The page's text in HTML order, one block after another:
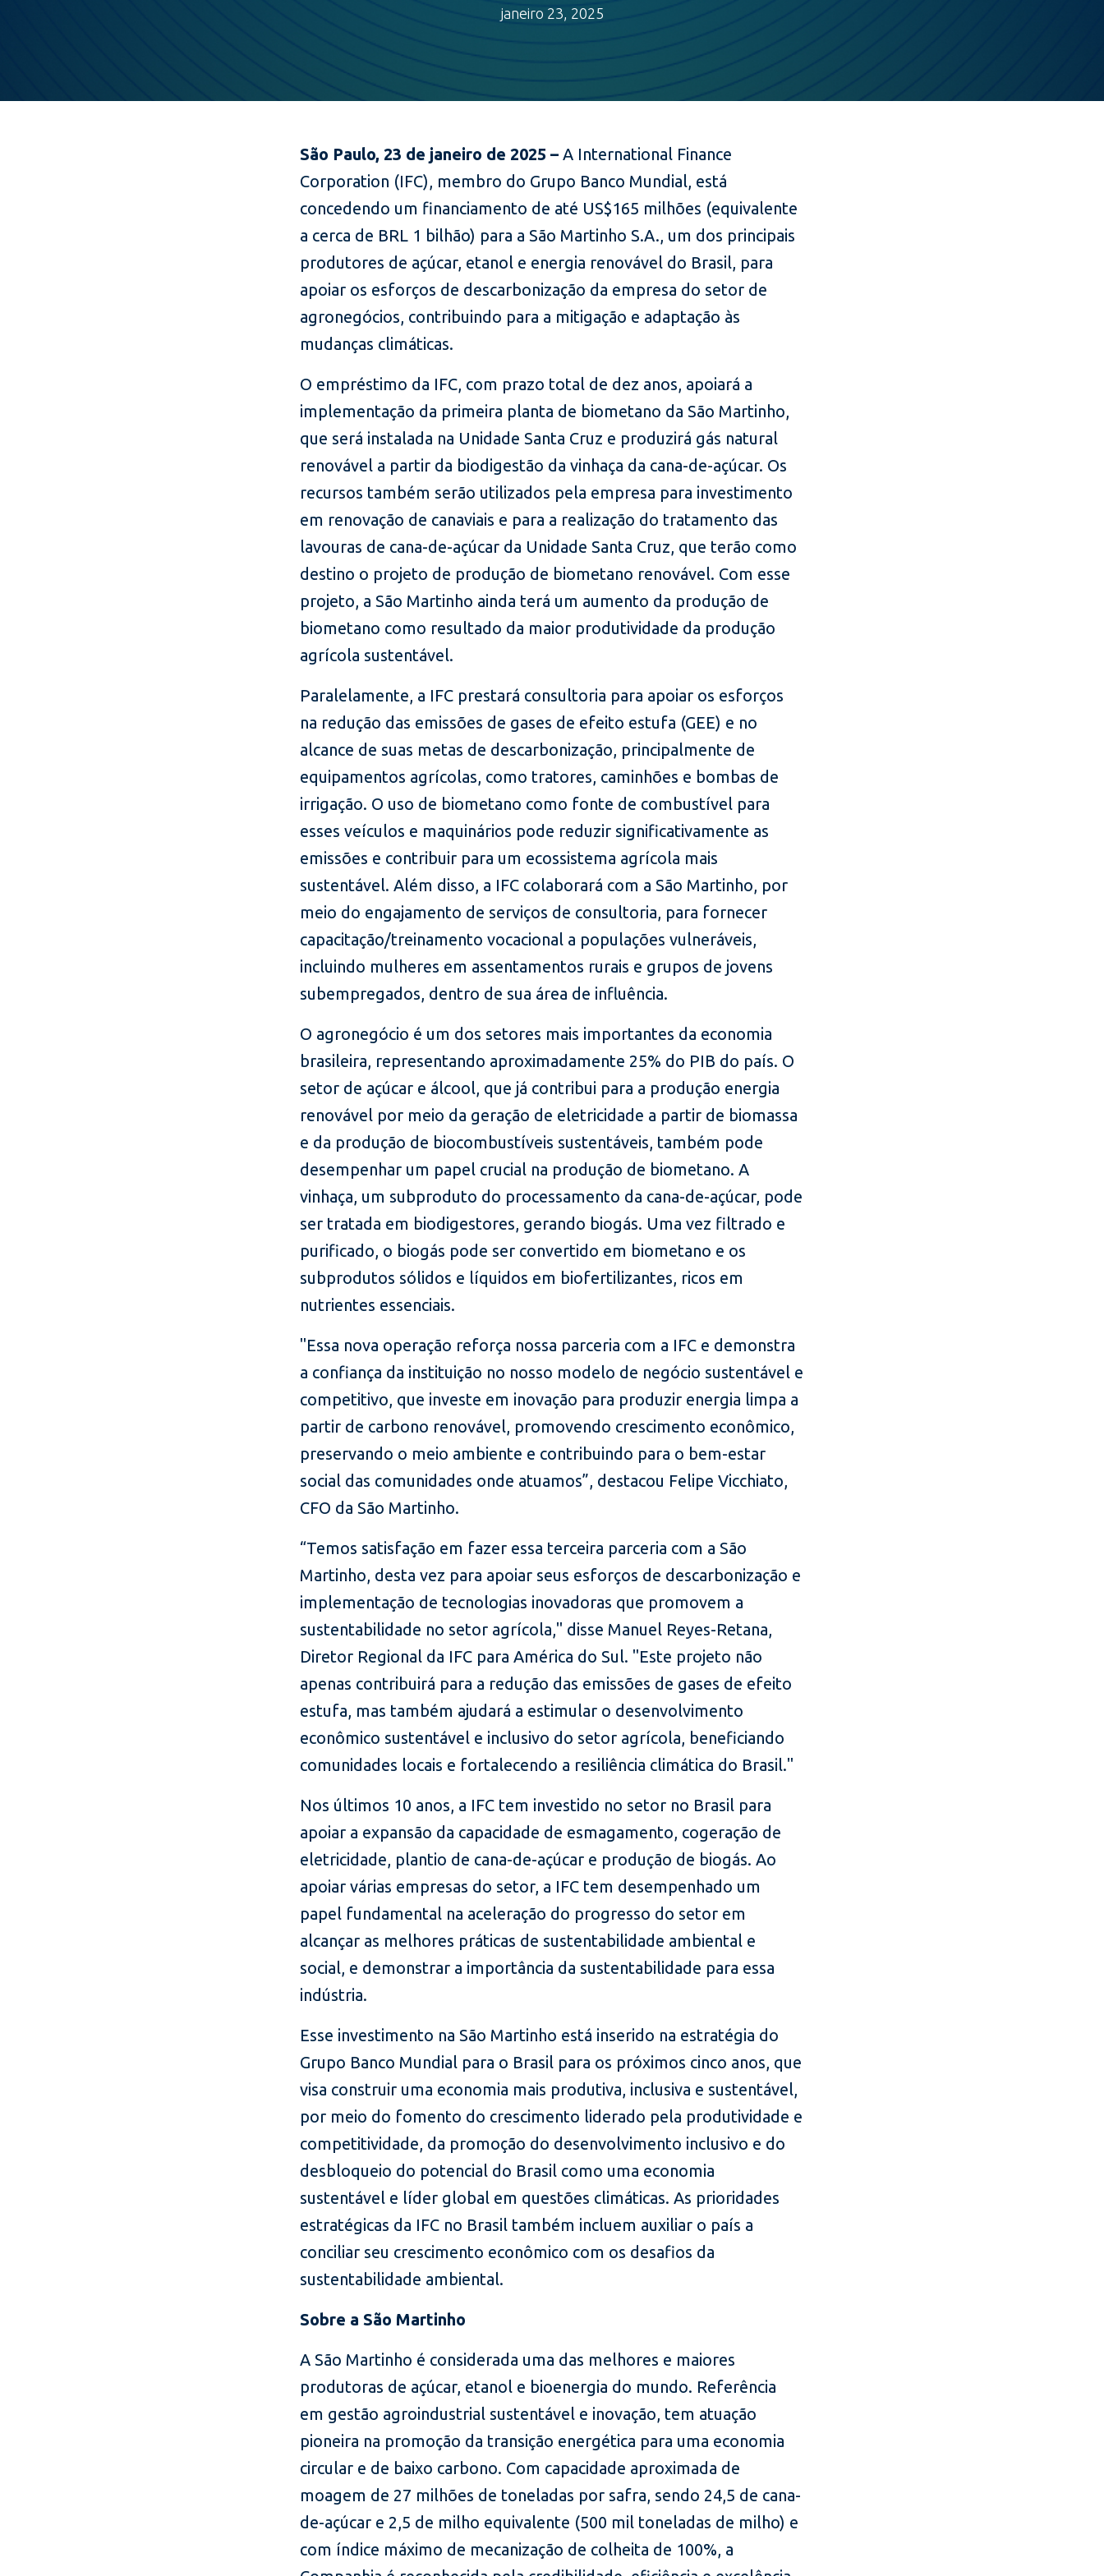
janeiro 23, 2025
São Paulo, 23 de janeiro de 2025 –A International Finance
Corporation (IFC), membro do Grupo Banco Mundial, está
concedendo um financiamento de até US$165 milhões (equivalente
a cerca de BRL 1 bilhão) para a São Martinho S.A., um dos principais
produtores de açúcar, etanol e energia renovável do Brasil, para
apoiar os esforços de descarbonização da empresa do setor de
agronegócios, contribuindo para a mitigação e adaptação às
mudanças climáticas.
O empréstimo da IFC, com prazo total de dez anos, apoiará a
implementação da primeira planta de biometano da São Martinho,
que será instalada na Unidade Santa Cruz e produzirá gás natural
renovável a partir da biodigestão da vinhaça da cana-de-açúcar. Os
recursos também serão utilizados pela empresa para investimento
em renovação de canaviais e para a realização do tratamento das
lavouras de cana-de-açúcar da Unidade Santa Cruz, que terão como
destino o projeto de produção de biometano renovável. Com esse
projeto, a São Martinho ainda terá um aumento da produção de
biometano como resultado da maior produtividade da produção
agrícola sustentável.
Paralelamente, a IFC prestará consultoria para apoiar os esforços
na redução das emissões de gases de efeito estufa (GEE) e no
alcance de suas metas de descarbonização, principalmente de
equipamentos agrícolas, como tratores, caminhões e bombas de
irrigação. O uso de biometano como fonte de combustível para
esses veículos e maquinários pode reduzir significativamente as
emissões e contribuir para um ecossistema agrícola mais
sustentável. Além disso, a IFC colaborará com a São Martinho, por
meio do engajamento de serviços de consultoria, para fornecer
capacitação/treinamento vocacional a populações vulneráveis,
incluindo mulheres em assentamentos rurais e grupos de jovens
subempregados, dentro de sua área de influência.
O agronegócio é um dos setores mais importantes da economia
brasileira, representando aproximadamente 25% do PIB do país. O
setor de açúcar e álcool, que já contribui para a produção energia
renovável por meio da geração de eletricidade a partir de biomassa
e da produção de biocombustíveis sustentáveis, também pode
desempenhar um papel crucial na produção de biometano. A
vinhaça, um subproduto do processamento da cana-de-açúcar, pode
ser tratada em biodigestores, gerando biogás. Uma vez filtrado e
purificado, o biogás pode ser convertido em biometano e os
subprodutos sólidos e líquidos em biofertilizantes, ricos em
nutrientes essenciais.
"Essa nova operação reforça nossa parceria com a IFC e demonstra
a confiança da instituição no nosso modelo de negócio sustentável e
competitivo, que investe em inovação para produzir energia limpa a
partir de carbono renovável, promovendo crescimento econômico,
preservando o meio ambiente e contribuindo para o bem-estar
social das comunidades onde atuamos”, destacou Felipe Vicchiato,
CFO da São Martinho.
“Temos satisfação em fazer essa terceira parceria com a São
Martinho, desta vez para apoiar seus esforços de descarbonização e
implementação de tecnologias inovadoras que promovem a
sustentabilidade no setor agrícola," disse Manuel Reyes-Retana,
Diretor Regional da IFC para América do Sul. "Este projeto não
apenas contribuirá para a redução das emissões de gases de efeito
estufa, mas também ajudará a estimular o desenvolvimento
econômico sustentável e inclusivo do setor agrícola, beneficiando
comunidades locais e fortalecendo a resiliência climática do Brasil."
Nos últimos 10 anos, a IFC tem investido no setor no Brasil para
apoiar a expansão da capacidade de esmagamento, cogeração de
eletricidade, plantio de cana-de-açúcar e produção de biogás. Ao
apoiar várias empresas do setor, a IFC tem desempenhado um
papel fundamental na aceleração do progresso do setor em
alcançar as melhores práticas de sustentabilidade ambiental e
social, e demonstrar a importância da sustentabilidade para essa
indústria.
Esse investimento na São Martinho está inserido na estratégia do
Grupo Banco Mundial para o Brasil para os próximos cinco anos, que
visa construir uma economia mais produtiva, inclusiva e sustentável,
por meio do fomento do crescimento liderado pela produtividade e
competitividade, da promoção do desenvolvimento inclusivo e do
desbloqueio do potencial do Brasil como uma economia
sustentável e líder global em questões climáticas. As prioridades
estratégicas da IFC no Brasil também incluem auxiliar o país a
conciliar seu crescimento econômico com os desafios da
sustentabilidade ambiental.
Sobre a São Martinho
A São Martinho é considerada uma das melhores e maiores
produtoras de açúcar, etanol e bioenergia do mundo. Referência
em gestão agroindustrial sustentável e inovação, tem atuação
pioneira na promoção da transição energética para uma economia
circular e de baixo carbono. Com capacidade aproximada de
moagem de 27 milhões de toneladas por safra, sendo 24,5 de cana-
de-açúcar e 2,5 de milho equivalente (500 mil toneladas de milho) e
com índice máximo de mecanização de colheita de 100%, a